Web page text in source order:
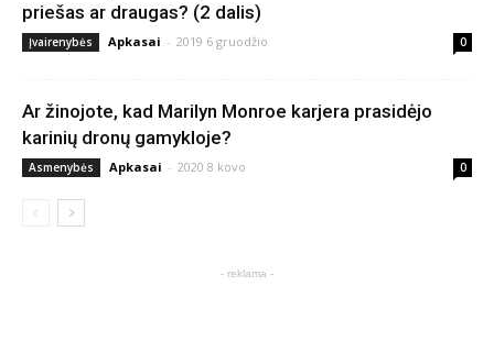
priešas ar draugas? (2 dalis)
Įvairenybės Apkasai - 2019 6 gruodžio 0
Ar žinojote, kad Marilyn Monroe karjera prasidėjo
karinių dronų gamykloje?
Asmenybės Apkasai - 2020 8 kovo 0
- reklama -